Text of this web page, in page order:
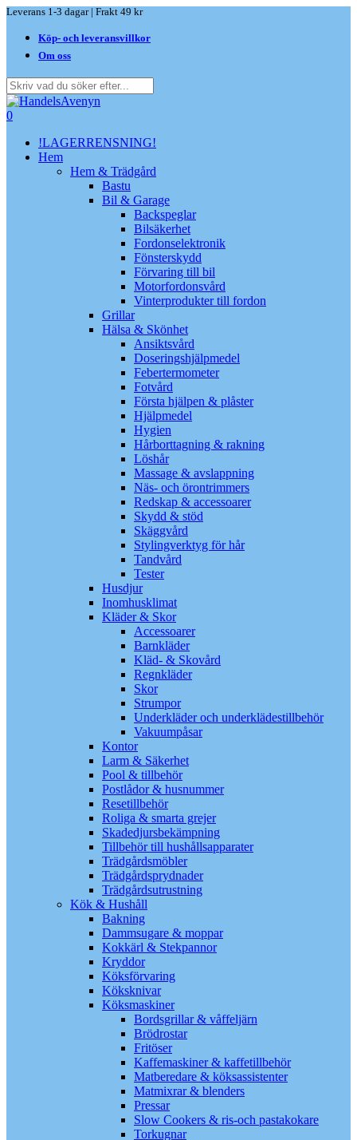
Skip
main
content
Leverans 1-3 dagar | Frakt 49 kr
Köp- och leveransvillkor
Om oss
Close
Search
search
0
!LAGERRENSNING!
Hem
Hem & Trädgård
Bastu
Bil & Garage
Backspeglar
Bilsäkerhet
Fordonselektronik
Fönsterskydd
Förvaring till bil
Motorfordonsvård
Vinterprodukter till fordon
Grillar
Hälsa & Skönhet
Ansiktsvård
Doseringshjälpmedel
Febertermometer
Fotvård
Första hjälpen & plåster
Hjälpmedel
Hygien
Hårborttagning & rakning
Löshår
Massage & avslappning
Näs- och örontrimmers
Redskap & accessoarer
Skydd & stöd
Skäggvård
Stylingverktyg för hår
Tandvård
Tester
Husdjur
Inomhusklimat
Kläder & Skor
Accessoarer
Barnkläder
Kläd- & Skovård
Regnkläder
Skor
Strumpor
Underkläder och underklädestillbehör
Vakuumpåsar
Kontor
Larm & Säkerhet
Pool & tillbehör
Postlådor & husnummer
Resetillbehör
Roliga & smarta grejer
Skadedjursbekämpning
Tillbehör till hushållsapparater
Trädgårdsmöbler
Trädgårdsprydnader
Trädgårdsutrustning
Kök & Hushåll
Bakning
Dammsugare & moppar
Kokkärl & Stekpannor
Kryddor
Köksförvaring
Köksknivar
Köksmaskiner
Bordsgrillar & våffeljärn
Brödrostar
Fritöser
Kaffemaskiner & kaffetillbehör
Matberedare & köksassistenter
Matmixrar & blenders
Pressar
Slow Cookers & ris-och pastakokare
Torkugnar